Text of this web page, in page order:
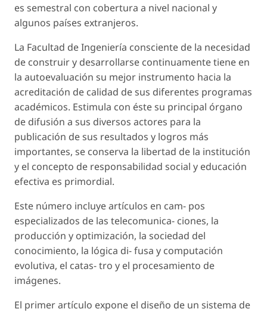
es semestral con cobertura a nivel nacional y
algunos países extranjeros.
La Facultad de Ingeniería consciente de la necesidad
de construir y desarrollarse continuamente tiene en
la autoevaluación su mejor instrumento hacia la
acreditación de calidad de sus diferentes programas
académicos. Estimula con éste su principal órgano
de difusión a sus diversos actores para la
publicación de sus resultados y logros más
importantes, se conserva la libertad de la institución
y el concepto de responsabilidad social y educación
efectiva es primordial.
Este número incluye artículos en cam- pos
especializados de las telecomunica- ciones, la
producción y optimización, la sociedad del
conocimiento, la lógica di- fusa y computación
evolutiva, el catas- tro y el procesamiento de
imágenes.
El primer artículo expone el diseño de un sistema de